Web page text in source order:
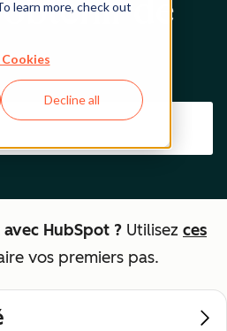
learn more, check out
Decline all
obtenir de
HubSpot ? Utilisez ces
vos premiers pas.